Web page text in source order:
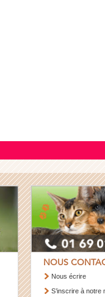
NOUS
Nous écrire
S’inscrire à notre